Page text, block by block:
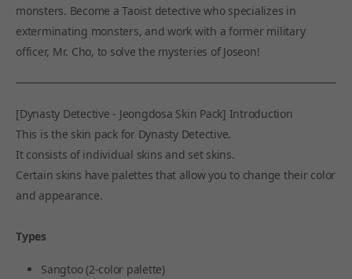
monsters. Become a Taoist detective who specializes in
exterminating monsters, and work with a former military
officer, Mr. Cho, to solve the mysteries of Joseon!
[Dynasty Detective - Jeongdosa Skin Pack] Introduction
This is the skin pack for Dynasty Detective.
It consists of individual skins and set skins.
Certain skins have palettes that allow you to change their color
and appearance.
Types
Sangtoo (2-color palette)